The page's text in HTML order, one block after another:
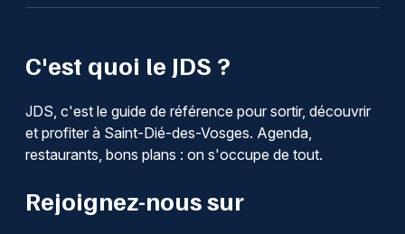
C'est quoi le JDS ?
JDS, c'est le guide de référence pour sortir, découvrir
et profiter à Saint-Dié-des-Vosges. Agenda,
restaurants, bons plans : on s'occupe de tout.
Rejoignez-nous sur